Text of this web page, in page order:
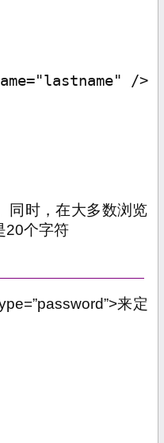
/>
同时，在大多数浏览
20个字符
来定